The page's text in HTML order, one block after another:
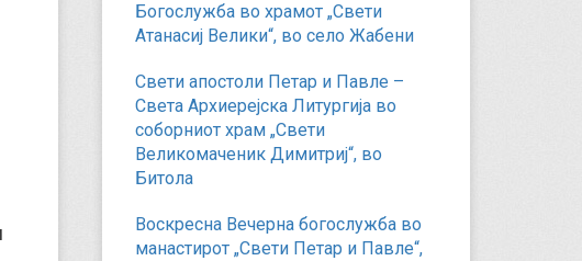
Богослужба во храмот „Свети
Атанасиј Велики“, во село Жабени
Свети апостоли Петар и Павле –
Света Архиерејска Литургија во
соборниот храм „Свети
Великомаченик Димитриј“, во
Битола
Воскресна Вечерна богослужба во
манастирот „Свети Петар и Павле“,